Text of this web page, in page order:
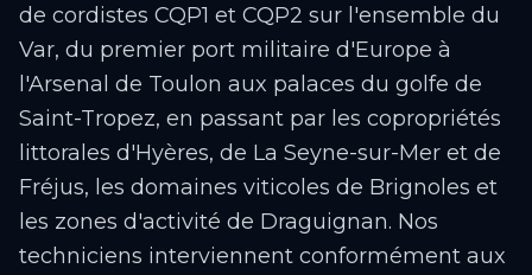
de cordistes CQP1 et CQP2 sur l'ensemble du
Var, du premier port militaire d'Europe à
l'Arsenal de Toulon aux palaces du golfe de
Saint-Tropez, en passant par les copropriétés
littorales d'Hyères, de La Seyne-sur-Mer et de
Fréjus, les domaines viticoles de Brignoles et
les zones d'activité de Draguignan. Nos
techniciens interviennent conformément aux